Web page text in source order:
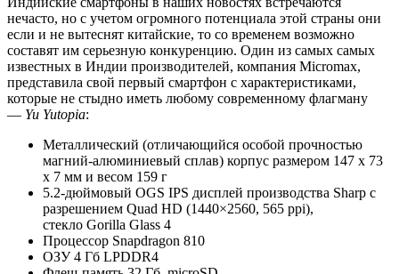
нечасто, но с учетом огромного потенциала этой страны они
если и не вытеснят китайские, то со временем возможно
составят им серьезную конкуренцию. Один из самых самых
известных в Индии производителей, компания Micromax,
представила свой первый смартфон с характеристиками,
которые не стыдно иметь любому современному флагману
— Yu Yutopia:
Металлический (отличающийся особой прочностью
магний-алюминиевый сплав) корпус размером 147 x 73
x 7 мм и весом 159 г
5.2-дюймовый OGS IPS дисплей производства Sharp с
разрешением Quad HD (1440×2560, 565 ppi),
стекло Gorilla Glass 4
Процессор Snapdragon 810
ОЗУ 4 Гб LPDDR4